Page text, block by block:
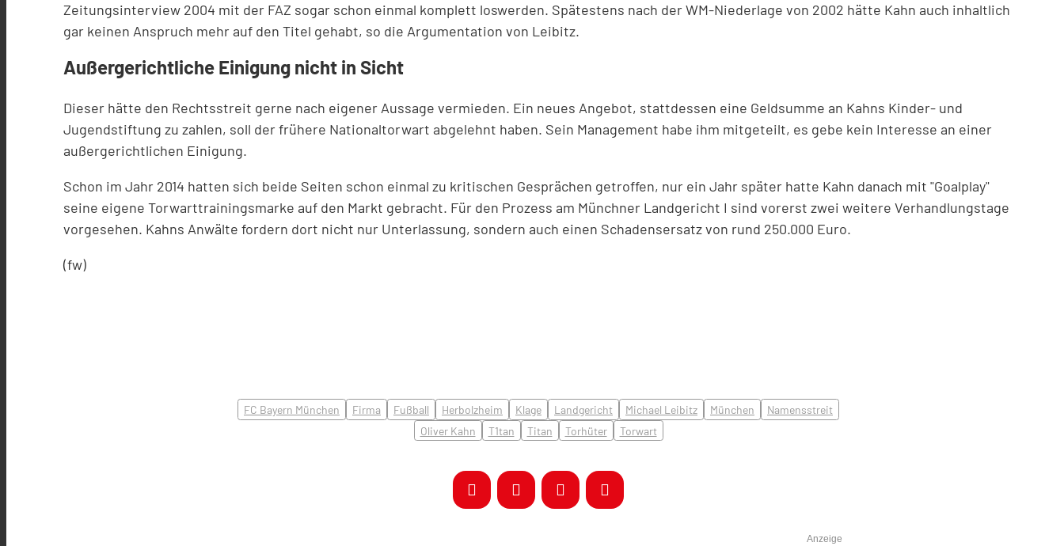
Zeitungsinterview 2004 mit der FAZ sogar schon einmal komplett loswerden. Spätestens nach der WM-Niederlage von 2002 hätte Kahn auch inhaltlich
gar keinen Anspruch mehr auf den Titel gehabt, so die Argumentation von Leibitz.
Außergerichtliche Einigung nicht in Sicht
Dieser hätte den Rechtsstreit gerne nach eigener Aussage vermieden. Ein neues Angebot, stattdessen eine Geldsumme an Kahns Kinder- und
Jugendstiftung zu zahlen, soll der frühere Nationaltorwart abgelehnt haben. Sein Management habe ihm mitgeteilt, es gebe kein Interesse an einer
außergerichtlichen Einigung.
Schon im Jahr 2014 hatten sich beide Seiten schon einmal zu kritischen Gesprächen getroffen, nur ein Jahr später hatte Kahn danach mit "Goalplay"
seine eigene Torwarttrainingsmarke auf den Markt gebracht. Für den Prozess am Münchner Landgericht I sind vorerst zwei weitere Verhandlungstage
vorgesehen. Kahns Anwälte fordern dort nicht nur Unterlassung, sondern auch einen Schadensersatz von rund 250.000 Euro.
(fw)
FC Bayern München Firma Fußball Herbolzheim Klage Landgericht Michael Leibitz München
Namensstreit
Oliver Kahn
T1tan Titan Torhüter Torwart
Anzeige